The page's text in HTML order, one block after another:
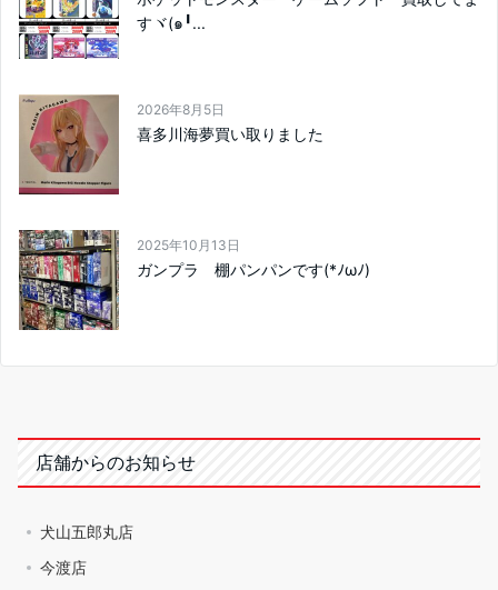
すヾ(๑╹...
2026年8月5日
喜多川海夢買い取りました
2025年10月13日
ガンプラ 棚パンパンです(*ﾉωﾉ)
店舗からのお知らせ
犬山五郎丸店
今渡店